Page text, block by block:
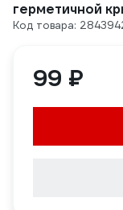
герметичной
Код товара:
99 ₽